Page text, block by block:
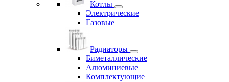
Котлы
Электрические
Газовые
Радиаторы
Биметаллические
Алюминиевые
Комплектующие